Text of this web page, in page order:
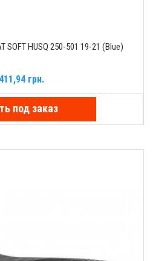
SOFT HUSQ 250-501 19-21 (Blue)
грн.
под заказ